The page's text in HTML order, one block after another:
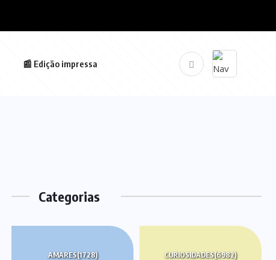
📰 Edição impressa
Categorias
AMARES(1728) CURIOSIDADES(6982)